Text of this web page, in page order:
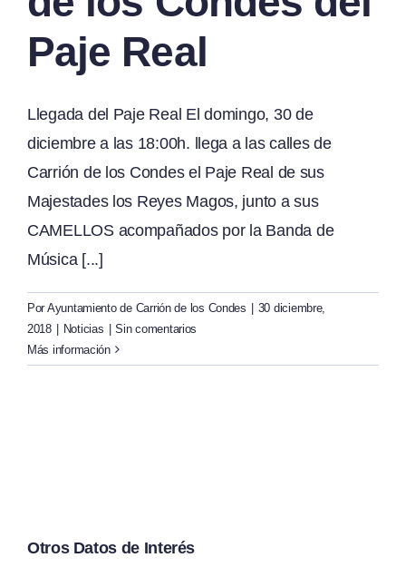
Paje Real
Llegada del Paje Real El domingo, 30 de
diciembre a las 18:00h. llega a las calles de
Carrión de los Condes el Paje Real de sus
Majestades los Reyes Magos, junto a sus
CAMELLOS acompañados por la Banda de
Música [...]
Por Ayuntamiento de Carrión de los Condes
30 diciembre,
2018
Noticias
Sin comentarios
Más información
Otros Datos de Interés